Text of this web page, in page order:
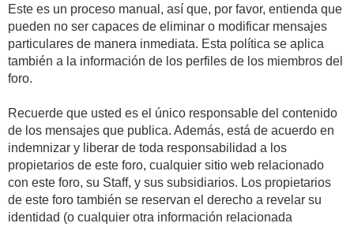
Este es un proceso manual, así que, por favor, entienda que
pueden no ser capaces de eliminar o modificar mensajes
particulares de manera inmediata. Esta política se aplica
también a la información de los perfiles de los miembros del
foro.
Recuerde que usted es el único responsable del contenido
de los mensajes que publica. Además, está de acuerdo en
indemnizar y liberar de toda responsabilidad a los
propietarios de este foro, cualquier sitio web relacionado
con este foro, su Staff, y sus subsidiarios. Los propietarios
de este foro también se reservan el derecho a revelar su
identidad (o cualquier otra información relacionada